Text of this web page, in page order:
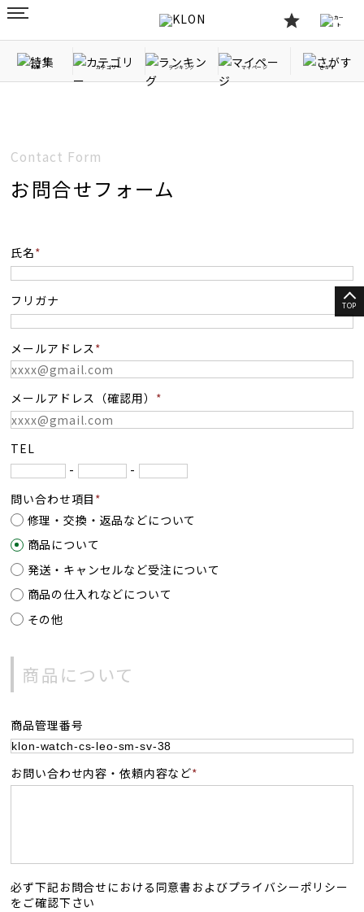
特集 カテゴリー ランキング マイページ さがす
Contact Form
お問合せフォーム
氏名
フリガナ
メールアドレス
メールアドレス（確認用）
TEL
-
-
問い合わせ項目
修理・交換・返品などについて
商品について
発送・キャンセルなど受注について
商品の仕入れなどについて
その他
商品管理番号
お問い合わせ内容・依頼内容など
必ず下記お問合せにおける同意書およびプライバシーポリシー
をご確認下さい
TOP